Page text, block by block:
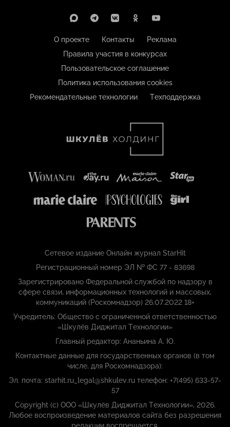
О проекте Контакты
Реклама
Правила участия в конкурсах
Пользовательское соглашение
Политика использования cookies
Рекомендательные технологии
Техподдержка
Сетевое издание Онлайн журнал StarHit
Регистрационный номер ЭЛ № ФС 77 - 83698
Зарегистрировано Федеральной службой по надзору в
сфере связи, информационных технологий и массовых,
коммуникаций (Роскомнадзор) 26.07.2022 18+
Учредитель: Общество с ограниченной ответственностью
«Шкулёв Диджитал Технологии»
Главный редактор: Ананьина А. Ю.
Контактные данные для государственных органов (в том
числе, для Роскомнадзора):
Эл. почта: starhit.ru_legal@shkulev.ru телефон: +7(495) 633-57-
57
Copyright (с) ООО «Шкулёв Диджитал Технологии», 2026.
Любое воспроизведение материалов сайта без разрешения